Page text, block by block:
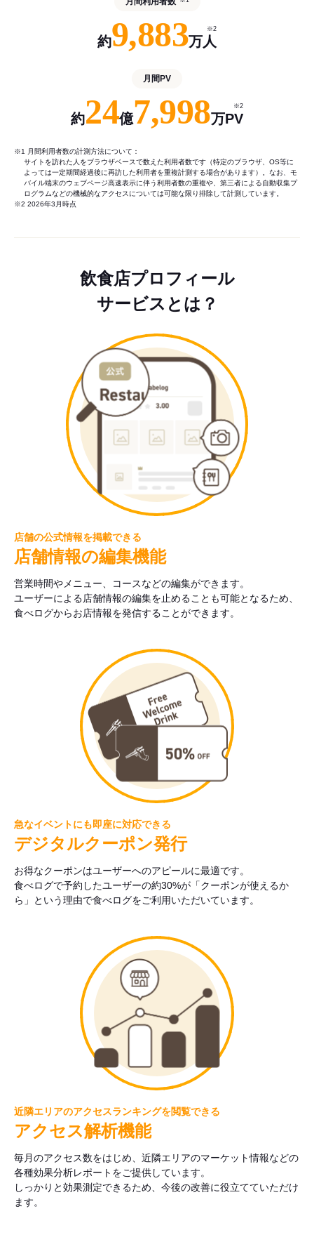
約9,883万人
※2
月間PV
約24億7,998万PV
※2
※1 月間利用者数の計測方法について：
サイトを訪れた人をブラウザベースで数えた利用者数です（特定のブラウザ、OS等に
よっては一定期間経過後に再訪した利用者を重複計測する場合があります）。なお、モ
バイル端末のウェブページ高速表示に伴う利用者数の重複や、第三者による自動収集プ
ログラムなどの機械的なアクセスについては可能な限り排除して計測しています。
※2 2026年3月時点
飲食店プロフィール
サービスとは？
店舗の公式情報を掲載できる
店舗情報の編集機能
営業時間やメニュー、コースなどの編集ができます。
ユーザーによる店舗情報の編集を止めることも可能となるため、
食べログからお店情報を発信することができます。
急なイベントにも即座に対応できる
デジタルクーポン発行
お得なクーポンはユーザーへのアピールに最適です。
食べログで予約したユーザーの約30%が「クーポンが使えるか
ら」という理由で食べログをご利用いただいています。
近隣エリアのアクセスランキングを閲覧できる
アクセス解析機能
毎月のアクセス数をはじめ、近隣エリアのマーケット情報などの
各種効果分析レポートをご提供しています。
しっかりと効果測定できるため、今後の改善に役立てていただけ
ます。